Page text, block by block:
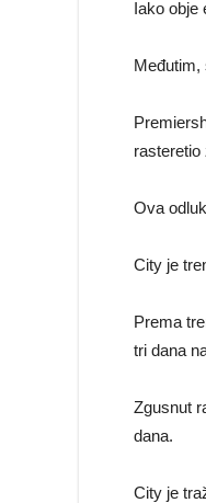
Iako obje
Međutim,
rasteretio
Ova
City je
Prema
tri dana
Zgusnut
dana.
City je